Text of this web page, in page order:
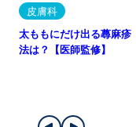
皮膚科
太ももにだけ出る蕁麻
法は？【医師監修】